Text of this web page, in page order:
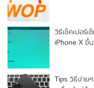
วิธีเช็คเปอร์
iPhone X ขึ้น
Tips วิธีง่าย